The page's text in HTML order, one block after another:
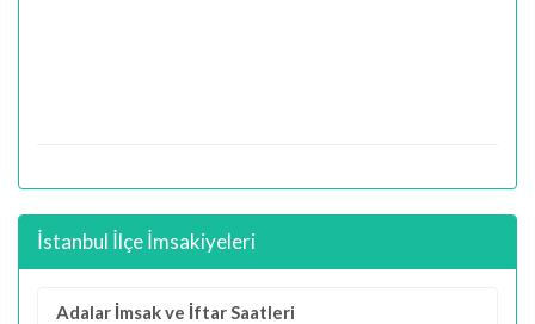
İstanbul İlçe İmsakiyeleri
Adalar İmsak ve İftar Saatleri